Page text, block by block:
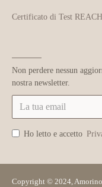
Certificato di Test REACH
Non perdere nessun
nostra newsletter.
Ho letto e accetto
Copyright © 2024,